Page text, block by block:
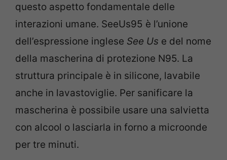
questo aspetto fondamentale delle
interazioni umane. SeeUs95 è l’unione
dell’espressione inglese See Us e del nome
della mascherina di protezione N95. La
struttura principale è in silicone, lavabile
anche in lavastoviglie. Per sanificare la
mascherina è possibile usare una salvietta
con alcool o lasciarla in forno a microonde
per tre minuti.